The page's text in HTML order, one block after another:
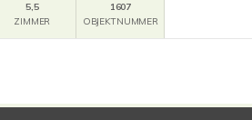
5,5
ZIMMER
1607
OBJEKTNUMMER